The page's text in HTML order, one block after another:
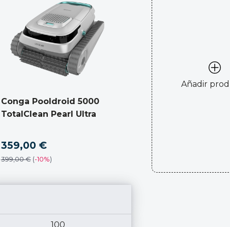
Conga Pooldroid 5000
TotalClean Pearl Ultra
359,00 €
399,00 €(-10%)
Añadir
100